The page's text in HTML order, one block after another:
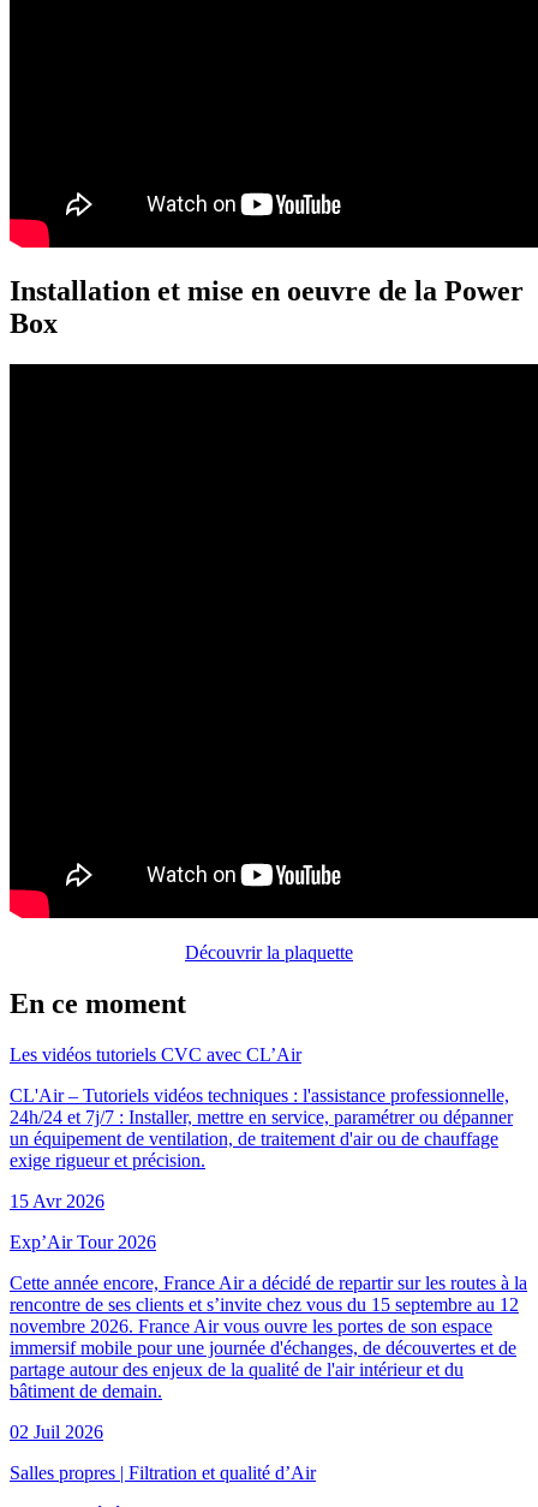
Installation et mise en oeuvre de la Power
Box
Découvrir la plaquette
En ce moment
Les vidéos tutoriels CVC avec CL’Air
CL'Air – Tutoriels vidéos techniques : l'assistance professionnelle,
24h/24 et 7j/7 : Installer, mettre en service, paramétrer ou dépanner
un équipement de ventilation, de traitement d'air ou de chauffage
exige rigueur et précision.
15 Avr 2026
Exp’Air Tour 2026
Cette année encore, France Air a décidé de repartir sur les routes à la
rencontre de ses clients et s’invite chez vous du 15 septembre au 12
novembre 2026. France Air vous ouvre les portes de son espace
immersif mobile pour une journée d'échanges, de découvertes et de
partage autour des enjeux de la qualité de l'air intérieur et du
bâtiment de demain.
02 Juil 2026
Salles propres | Filtration et qualité d’Air